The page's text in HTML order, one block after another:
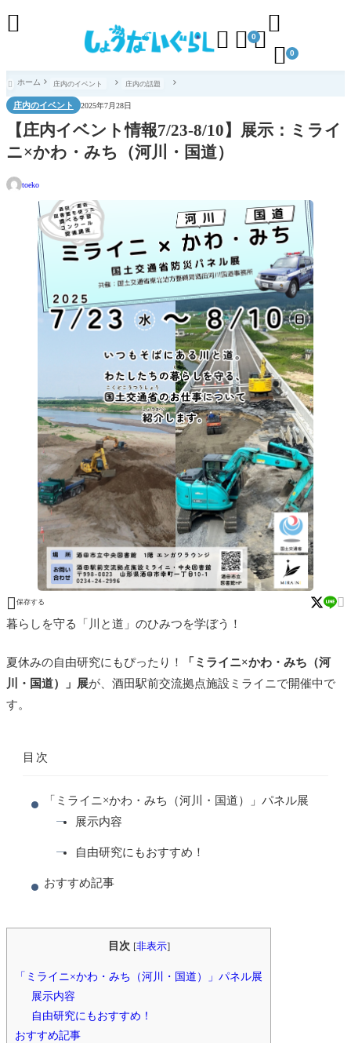
  0

 0

 ホーム 庄内のイベント 庄内の話題
庄内のイベント 2025年7月28日
【庄内イベント情報7/23-8/10】展示：ミライ
ニ×かわ・みち（河川・国道）
toeko
 保存する 
暮らしを守る「川と道」のひみつを学ぼう！
夏休みの自由研究にもぴったり！
「ミライニ×かわ・みち（河
川・国道）」展が、酒田駅前交流拠点施設ミライニで開催中で
す。
目次
「ミライニ×かわ・みち（河川・国道）」パネル展
展示内容
自由研究にもおすすめ！
おすすめ記事
目次 [非表示]
「ミライニ×かわ・みち（河川・国道）」パネル展
展示内容
自由研究にもおすすめ！
おすすめ記事